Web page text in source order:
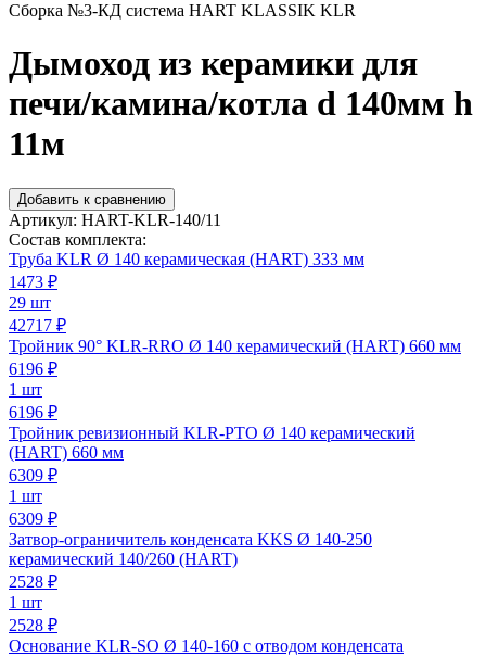
Сборка №3-КД система HART KLASSIK KLR
Дымоход из керамики для
печи/камина/котла d 140мм h
11м
Добавить к сравнению
Артикул: HART-KLR-140/11
Состав комплекта:
Труба KLR Ø 140 керамическая (HART) 333 мм
1473 ₽
29 шт
42717 ₽
Тройник 90° KLR-RRO Ø 140 керамический (HART) 660 мм
6196 ₽
1 шт
6196 ₽
Тройник ревизионный KLR-PTO Ø 140 керамический
(HART) 660 мм
6309 ₽
1 шт
6309 ₽
Затвор-ограничитель конденсата KKS Ø 140-250
керамический 140/260 (HART)
2528 ₽
1 шт
2528 ₽
Основание KLR-SO Ø 140-160 с отводом конденсата